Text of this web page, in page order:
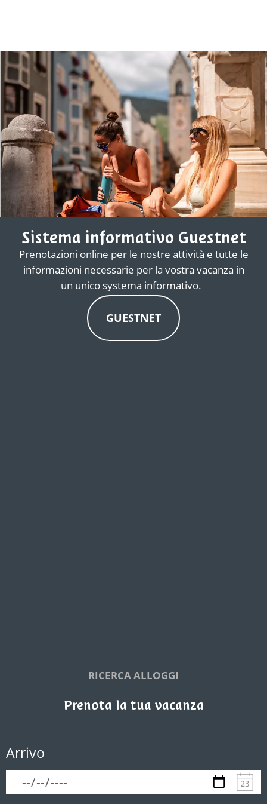
Sistema informativo Guestnet
Prenotazioni online per le nostre attività e tutte le
informazioni necessarie per la vostra vacanza in
un unico systema informativo.
GUESTNET
RICERCA ALLOGGI
Prenota la tua vacanza
Arrivo